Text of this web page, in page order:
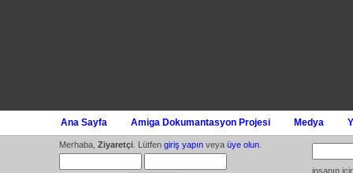
Ana Sayfa Amiga Dokumantasyon Projesi Medya
Merhaba, Ziyaretçi . Lütfen giriş yapın veya üye olun
insanın